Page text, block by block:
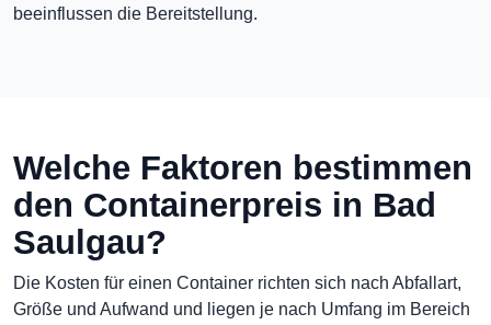
beeinflussen die Bereitstellung.
Welche Faktoren bestimmen
den Containerpreis in Bad
Saulgau?
Die Kosten für einen Container richten sich nach Abfallart,
Größe und Aufwand und liegen je nach Umfang im Bereich